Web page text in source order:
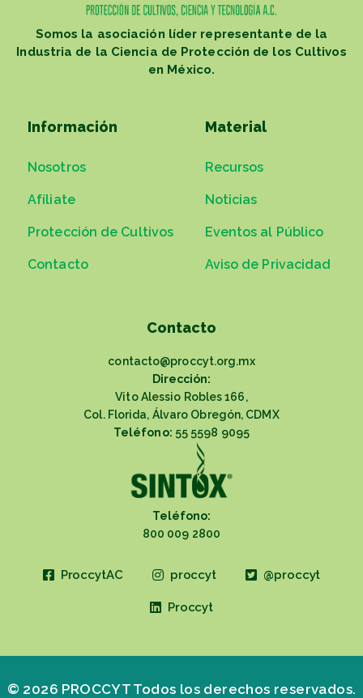
Somos la asociación líder representante de la
Industria de la Ciencia de Protección de los Cultivos
en México.
Información
Nosotros
Afíliate
Protección de Cultivos
Contacto
Material
Recursos
Noticias
Eventos al Público
Aviso de Privacidad
Contacto
contacto@proccyt.org.mx
Dirección:
Vito Alessio Robles 166,
Col. Florida, Álvaro Obregón, CDMX
Teléfono: 55 5598 9095
Teléfono:
800 009 2800
ProccytAC proccyt @proccyt
Proccyt
© 2026 PROCCYT Todos los derechos reservados.